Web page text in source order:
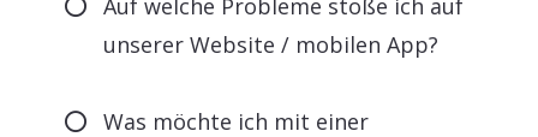
unserer Website / mobilen App?
Was möchte ich mit einer